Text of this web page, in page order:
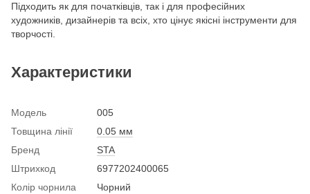
Підходить як для початківців, так і для професійних
художників, дизайнерів та всіх, хто цінує якісні інструменти для
творчості.
Характеристики
Модель
005
Товщина лінії
0.05 мм
Бренд
STA
Штрихкод
6977202400065
Колір чорнила
Чорний